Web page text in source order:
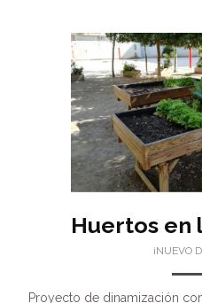
Huertos en
¡NUEVO
Proyecto de dinamización